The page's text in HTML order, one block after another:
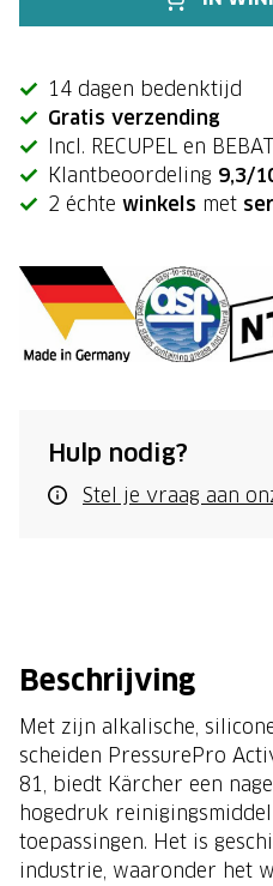
14 dagen bedenktijd
Gratis verzending
Incl. RECUPEL en BEBAT
Klantbeoordeling 9,3/
2 échte winkels met
Hulp nodig?
Stel je vraag aan
Beschrijving
Met zijn alkalische,
scheiden PressurePro
81, biedt Kärcher een
hogedruk
toepassingen. Het is
industrie, waaronder het